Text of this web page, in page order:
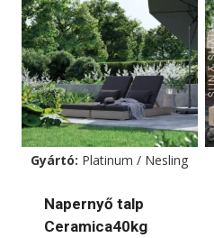
Gyártó: Platinum / Nesling
Napernyő talp
Ceramica40kg